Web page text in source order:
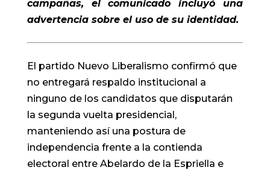
campañas, el comunicado incluyó una
advertencia sobre el uso de su identidad.
El partido Nuevo Liberalismo confirmó que
no entregará respaldo institucional a
ninguno de los candidatos que disputarán
la segunda vuelta presidencial,
manteniendo así una postura de
independencia frente a la contienda
electoral entre Abelardo de la Espriella e